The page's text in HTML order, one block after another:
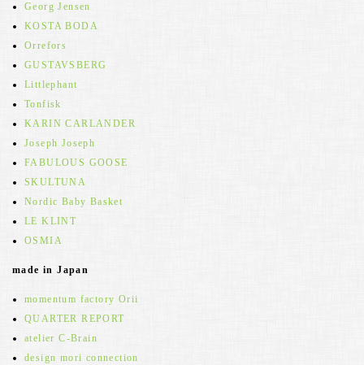
Georg Jensen
KOSTA BODA
Orrefors
GUSTAVSBERG
Littlephant
Tonfisk
KARIN CARLANDER
Joseph Joseph
FABULOUS GOOSE
SKULTUNA
Nordic Baby Basket
LE KLINT
OSMIA
made in Japan
momentum factory Orii
QUARTER REPORT
atelier C-Brain
design mori connection